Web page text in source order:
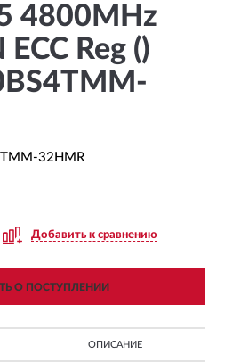
4800MHz
Reg ()
32HMR
Добавить к сравнению
О ПОСТУПЛЕНИИ
ОПИСАНИЕ